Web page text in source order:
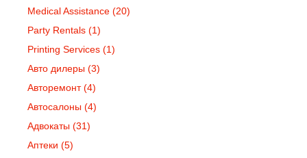
Medical Assistance (20)
Party Rentals (1)
Printing Services (1)
Авто дилеры (3)
Авторемонт(4)
Автосалоны (4)
Адвокаты (31)
Аптеки (5)